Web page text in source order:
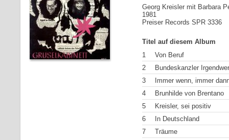
Georg Kreisler mit Barbara
1981
Preiser Records SPR 3336
Titel auf diesem Album
1
Von Beruf
2
Bundeskanzler Irgendwer
3
Immer wenn, immer
4
Brunhilde von Brentano
5
Kreisler, sei positiv
6
In Deutschland
7
Träume